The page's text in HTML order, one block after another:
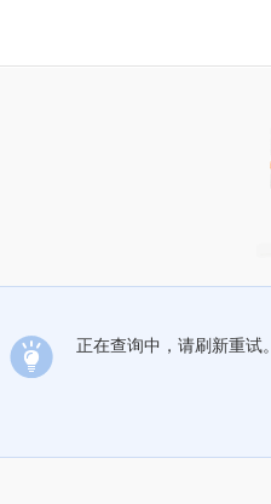
正在查询中，请刷新重试。